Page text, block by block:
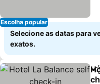
Escolha popular
Selecione as datas para
exatos.